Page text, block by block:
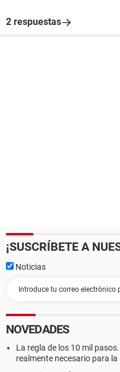
2 respuestas
¡SUSCRÍBETE A
Noticias
NOVEDADES
La regla de los 10 mil
realmente necesario para la